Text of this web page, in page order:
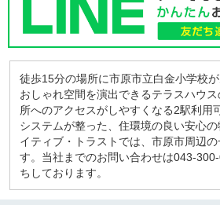
徒歩15分の場所に市原市立白金小学校
おしゃれ空間を演出できるテラスハウ
所へのアクセスがしやすくなる2駅利用
システムが整った、住環境の良い安心
イティブ・トラストでは、市原市周辺
す。当社までのお問い合わせは043-
ちしております。